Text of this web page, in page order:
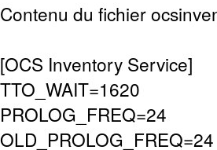
Contenu du fichier
[OCS Inventory Service]
TTO_WAIT=1620
PROLOG_FREQ=24
OLD_PROLOG_FREQ=24